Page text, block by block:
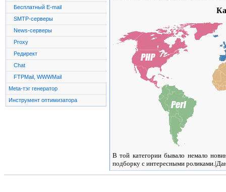
Бесплатный E-mail
SMTP-серверы
News-серверы
Proxy
Редирект
Chat
FTPMail, WWWMail
Meta-тэг генератор
Инструмент оптимизатора
В той категории бывало немало
подборку с интересными